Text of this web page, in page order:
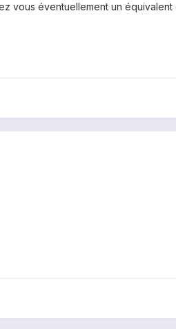
vous éventuellement un équivalent